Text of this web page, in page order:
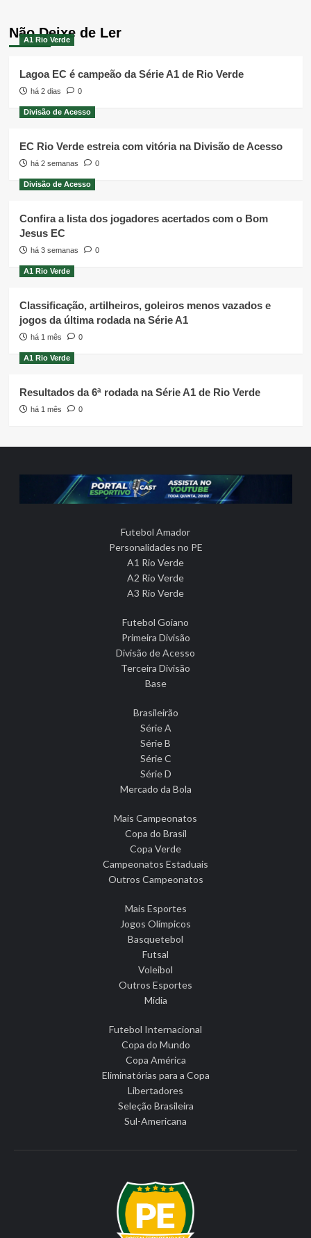
Não Deixe de Ler
A1 Rio Verde
Lagoa EC é campeão da Série A1 de Rio Verde
há 2 dias 0
Divisão de Acesso
EC Rio Verde estreia com vitória na Divisão de Acesso
há 2 semanas 0
Divisão de Acesso
Confira a lista dos jogadores acertados com o Bom
Jesus EC
há 3 semanas 0
A1 Rio Verde
Classificação, artilheiros, goleiros menos vazados e
jogos da última rodada na Série A1
há 1 mês 0
A1 Rio Verde
Resultados da 6ª rodada na Série A1 de Rio Verde
há 1 mês 0
Futebol Amador
Personalidades no PE
A1 Rio Verde
A2 Rio Verde
A3 Rio Verde
Futebol Goiano
Primeira Divisão
Divisão de Acesso
Terceira Divisão
Base
Brasileirão
Série A
Série B
Série C
Série D
Mercado da Bola
Mais Campeonatos
Copa do Brasil
Copa Verde
Campeonatos Estaduais
Outros Campeonatos
Mais Esportes
Jogos Olímpicos
Basquetebol
Futsal
Voleibol
Outros Esportes
Mídia
Futebol Internacional
Copa do Mundo
Copa América
Eliminatórias para a Copa
Libertadores
Seleção Brasileira
Sul-Americana